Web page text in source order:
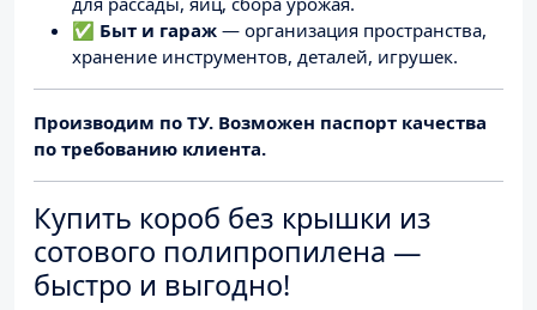
✅ Быт и гараж — организация пространства,
хранение инструментов, деталей, игрушек.
Производим по ТУ. Возможен паспорт качества
по требованию клиента.
Купить короб без крышки из
сотового полипропилена —
быстро и выгодно!